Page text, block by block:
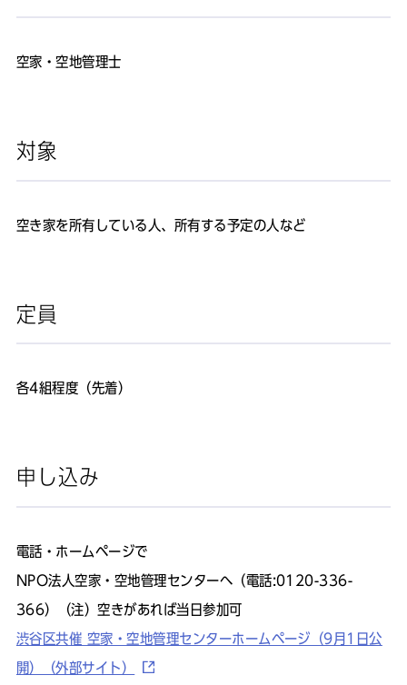
空家・空地管理士
対象
空き家を所有している人、所有する予定の人など
定員
各4組程度（先着）
申し込み
電話・ホームページで
NPO法人空家・空地管理センターへ（電話:0120-336-
366）（注）空きがあれば当日参加可
渋谷区共催 空家・空地管理センターホームページ（9月1日公
開）（外部サイト）